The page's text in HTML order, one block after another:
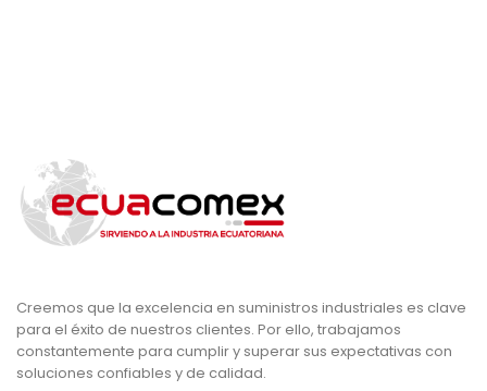
Creemos que la excelencia en suministros industriales es clave
para el éxito de nuestros clientes. Por ello, trabajamos
constantemente para cumplir y superar sus expectativas con
soluciones confiables y de calidad.